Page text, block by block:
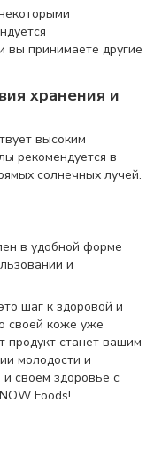
вы принимаете другие
хранения и
высоким
рекомендуется в
солнечных лучей.
в удобной форме
и
шаг к здоровой и
своей коже уже
продукт станет вашим
молодости и
своем здоровье с
Foods!